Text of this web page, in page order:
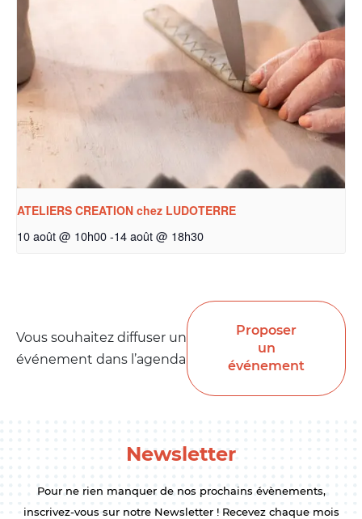
ATELIERS CREATION chez LUDOTERRE
10 août @ 10h00-14 août @ 18h30
Vous souhaitez diffuser un
événement dans l’agenda
Proposer
un
événement
Newsletter
Pour ne rien manquer de nos prochains évènements,
inscrivez-vous sur notre Newsletter ! Recevez chaque mois